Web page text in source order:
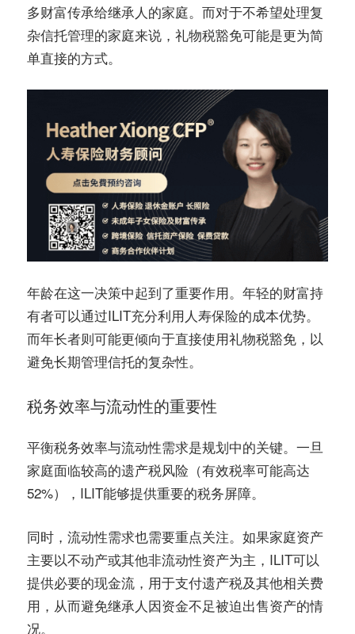
多财富传承给继承人的家庭。而对于不希望处理复
杂信托管理的家庭来说，礼物税豁免可能是更为简
单直接的方式。
年龄在这一决策中起到了重要作用。年轻的财富持
有者可以通过ILIT充分利用人寿保险的成本优势。
而年长者则可能更倾向于直接使用礼物税豁免，以
避免长期管理信托的复杂性。
税务效率与流动性的重要性
平衡税务效率与流动性需求是规划中的关键。一旦
家庭面临较高的遗产税风险（有效税率可能高达
52%），ILIT能够提供重要的税务屏障。
同时，流动性需求也需要重点关注。如果家庭资产
主要以不动产或其他非流动性资产为主，ILIT可以
提供必要的现金流，用于支付遗产税及其他相关费
用，从而避免继承人因资金不足被迫出售资产的情
况。